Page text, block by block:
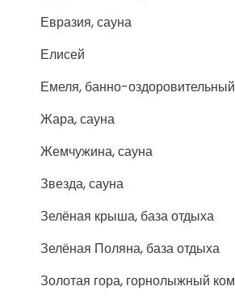
Евразия, сауна
Елисей
Емеля, банно-
Жара, сауна
Жемчужина, сауна
Звезда, сауна
Зелёная крыша, база отдыха
Зелёная Поляна, база отдыха
Золотая гора, горнолыжный